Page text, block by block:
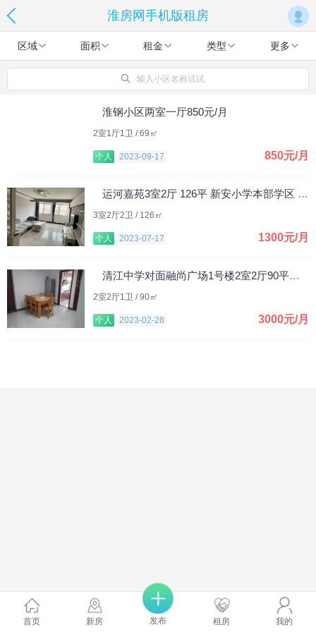
淮房网手机版租房
区域 面积 租金 类型 更多
输入小区名称试试
淮钢小区两室一厅850元/月
2室1厅1卫 / 69㎡
个人 2023-09-17 850元/月
运河嘉苑3室2厅 126平 新安小学本部学区 1300元/月
3室2厅2卫 / 126㎡
个人 2023-07-17 1300元/月
清江中学对面融尚广场1号楼2室2厅90平米，整租。
2室2厅1卫 / 90㎡
个人 2023-02-28 3000元/月
首页 新房 发布 租房 我的